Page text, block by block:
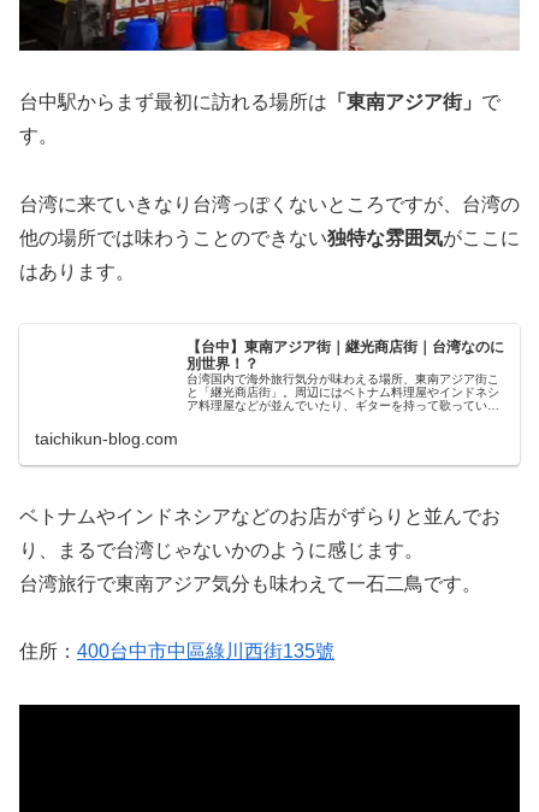
台中駅からまず最初に訪れる場所は 「東南アジア街」 で
す。
台湾に来ていきなり台湾っぽくないところですが、台湾の
他の場所では味わうことのできない独特な雰囲気がここに
はあります。
【台中】東南アジア街｜継光商店街｜台湾なのに
別世界！？
台湾国内で海外旅行気分が味わえる場所、東南アジア街こ
と「継光商店街」。周辺にはベトナム料理屋やインドネシ
ア料理屋などが並んでいたり、ギターを持って歌っている
taichikun-blog.com
ベトナムやインドネシアなどのお店がずらりと並んでお
り、まるで台湾じゃないかのように感じます。
台湾旅行で東南アジア気分も味わえて一石二鳥です。
住所： 400台中市中區綠川西街135號